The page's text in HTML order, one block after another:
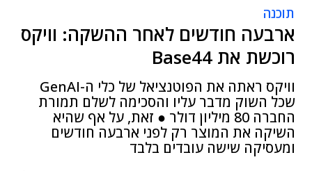
תוכנה
ארבעה חודשים לאחר ההשקה: וויקס
רוכשת את Base44
וויקס ראתה את הפוטנציאל של כלי ה-GenAI
שכל השוק מדבר עליו והסכימה לשלם תמורת
החברה 80 מיליון דולר ● זאת, על אף שהיא
השיקה את המוצר רק לפני ארבעה חודשים
ומעסיקה שישה עובדים בלבד